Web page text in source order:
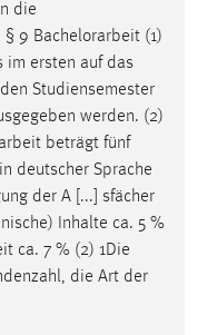
die
§ 9 Bachelorarbeit (1)
im ersten auf das
Studiensemester
werden. (2)
beträgt fünf
deutscher Sprache
der A [...] sfächer
Inhalte ca. 5 %
ca. 7 % (2) 1Die
die Art der